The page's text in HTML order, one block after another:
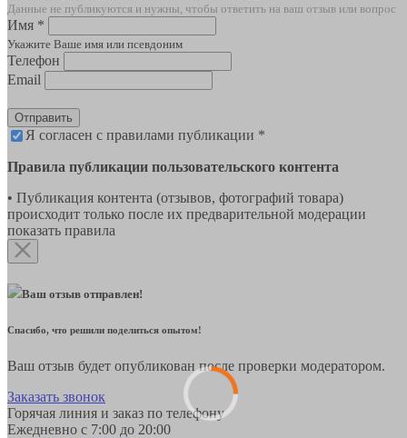
Данные не публикуются и нужны, чтобы ответить на ваш отзыв или вопрос
Имя *
Укажите Ваше имя или псевдоним
Телефон
Email
Отправить
Я согласен с правилами публикации *
Правила публикации пользовательского контента
• Публикация контента (отзывов, фотографий товара)
происходит только после их предварительной модерации
показать правила
Ваш отзыв отправлен!
Спасибо, что решили поделиться опытом!
Ваш отзыв будет опубликован после проверки модератором.
Заказать звонок
Горячая линия и заказ по телефону
Ежедневно с 7:00 до 20:00